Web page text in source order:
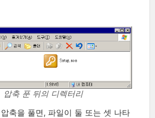
압축 푼 뒤의 디렉터리
축을 풀면, 파일이 둘 또는 셋 나타